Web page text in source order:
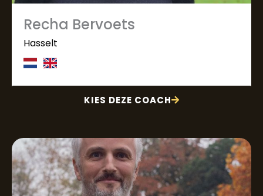
Recha Bervoets
Hasselt
KIES DEZE COACH